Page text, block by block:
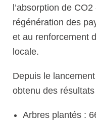
l’absorption de
régénération des
et au renforcement
locale.
Depuis le
obtenu des
Arbres plantés :